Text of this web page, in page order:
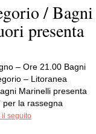
/ Bagni
presenta
– Ore 21.00 Bagni
– Litoranea
Marinelli presenta
per la rassegna
il seguito